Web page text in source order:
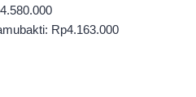
Rp4.163.000